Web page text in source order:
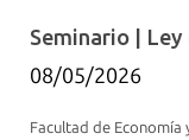
Seminario |
08/05/2026
Facultad de Economía